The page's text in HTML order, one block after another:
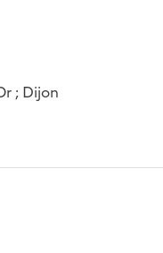
; Dijon